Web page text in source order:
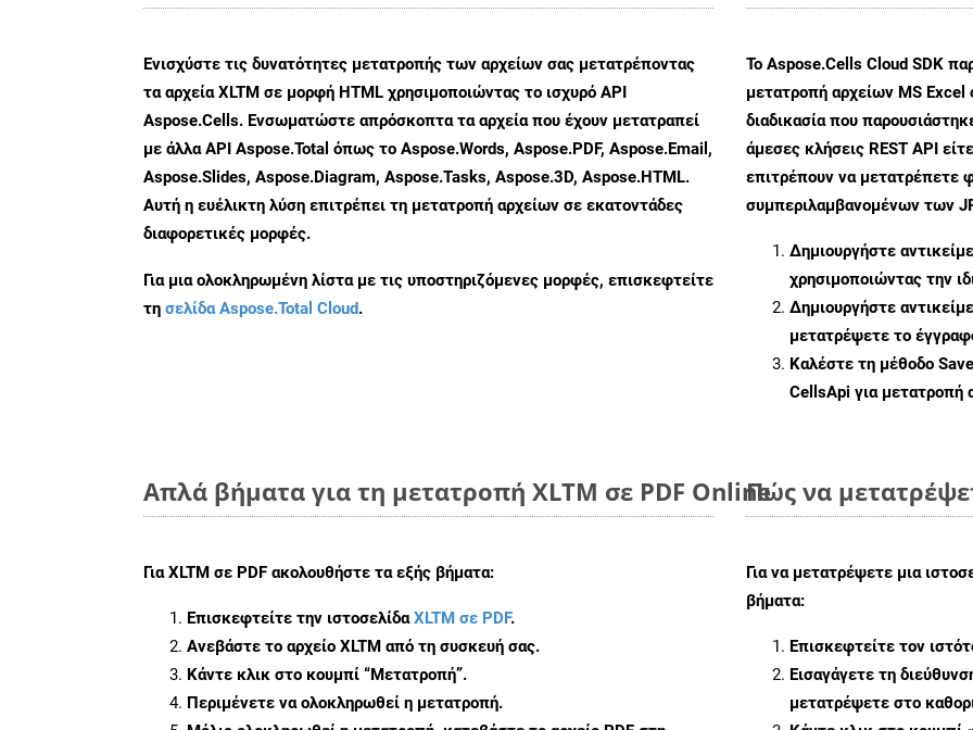
Ενισχύστε τις δυνατότητες μετατροπής των αρχείων σας μετατρέποντας
τα αρχεία XLTM σε μορφή HTML χρησιμοποιώντας το ισχυρό API
Aspose.Cells. Ενσωματώστε απρόσκοπτα τα αρχεία που έχουν μετατραπεί
με άλλα API Aspose.Total όπως το Aspose.Words, Aspose.PDF, Aspose.Email,
Aspose.Slides, Aspose.Diagram, Aspose.Tasks, Aspose.3D, Aspose.HTML.
Αυτή η ευέλικτη λύση επιτρέπει τη μετατροπή αρχείων σε εκατοντάδες
διαφορετικές μορφές.
Για μια ολοκληρωμένη λίστα με τις υποστηριζόμενες μορφές, επισκεφτείτε
τη σελίδα Aspose.Total Cloud.
Το Aspose.Cells Cloud SDK
μετατροπή αρχείων MS Excel
διαδικασία που
άμεσες κλήσεις REST API
επιτρέπουν να μετατρέπετε
συμπεριλαμβανομένων των
Δημιουργήστε
χρησιμοποιώντας την
Δημιουργήστε
μετατρέψετε το
Καλέστε τη μέθοδο
CellsApi για μετατροπή
Απλά βήματα για τη μετατροπή XLTM σε PDF Online
ΓιαXLTM σε PDF ακολουθήστε τα εξής βήματα:
Επισκεφτείτε την ιστοσελίδαXLTM σε PDF.
Ανεβάστε το αρχείο XLTM από τη συσκευή σας.
Κάντε κλικ στο κουμπί “Μετατροπή”.
Περιμένετε να ολοκληρωθεί η μετατροπή.
Πώς να
Για να μετατρέψετε μια
βήματα:
Επισκεφτείτε τον
Εισαγάγετε τη
μετατρέψετε στο